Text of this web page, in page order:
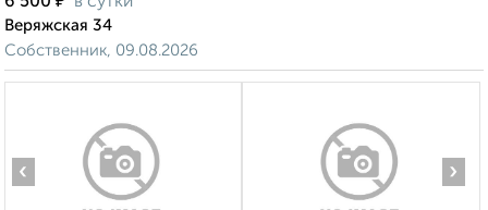
Веряжская 34
Собственник, 09.08.2026
‹ ›